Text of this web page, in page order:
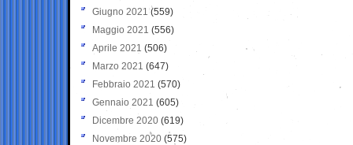
Giugno 2021(559)
Maggio 2021 (556)
Aprile 2021 (506)
Marzo 2021 (647)
Febbraio 2021 (570)
Gennaio 2021 (605)
Dicembre 2020 (619)
Novembre 2020 (575)